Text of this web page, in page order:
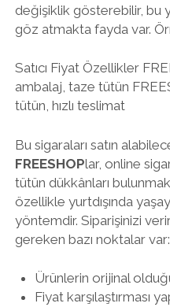
değişiklik gösterebilir, bu
göz atmakta fayda var.
Satıcı Fiyat Özellikler
ambalaj, taze tütün
tütün, hızlı teslimat
Bu sigaraları satın
FREESHOPlar, online
tütün dükkânları
özellikle yurtdışında
yöntemdir. Siparişinizi
gereken bazı noktalar var:
Ürünlerin orijinal
Fiyat karşılaştırması